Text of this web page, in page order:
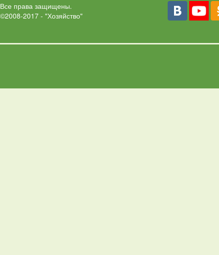
Все права защищены.
©2008-2017 - "Хозяйство"